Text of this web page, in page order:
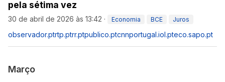
pela sétima vez
30 de abril de 2026 às 13:42 · Economia BCE Juros
observador.ptrtp.ptrr.ptpublico.ptcnnportugal.iol.pteco.sapo.pt
Março